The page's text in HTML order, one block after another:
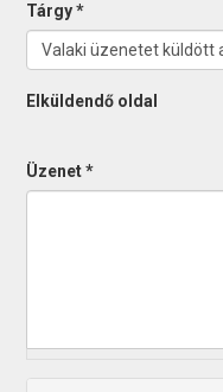
Tárgy*
Elküldendő oldal
Üzenet*